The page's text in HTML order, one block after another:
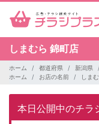
しまむら 錦町店
ホーム 都道府県 新潟県
ホーム
お店の名前 しま
本日公開中のチラ